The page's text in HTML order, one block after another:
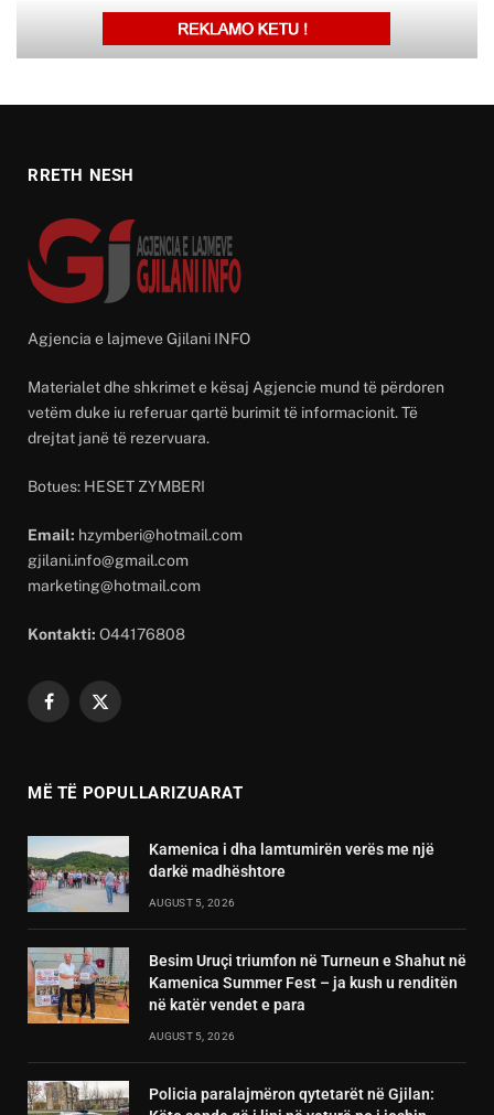
RRETH NESH
Agjencia e lajmeve Gjilani INFO
Materialet dhe shkrimet e kësaj Agjencie mund të përdoren
vetëm duke iu referuar qartë burimit të informacionit. Të
drejtat janë të rezervuara.
Botues: HESET ZYMBERI
Email: hzymberi@hotmail.com
gjilani.info@gmail.com
marketing@hotmail.com
Kontakti: O44176808
Facebook
X
MË TË POPULLARIZUARAT
Kamenica i dha lamtumirën verës me një
darkë madhështore
AUGUST 5, 2026
Besim Uruçi triumfon në Turneun e Shahut në
Kamenica Summer Fest – ja kush u renditën
në katër vendet e para
AUGUST 5, 2026
Policia paralajmëron qytetarët në Gjilan: